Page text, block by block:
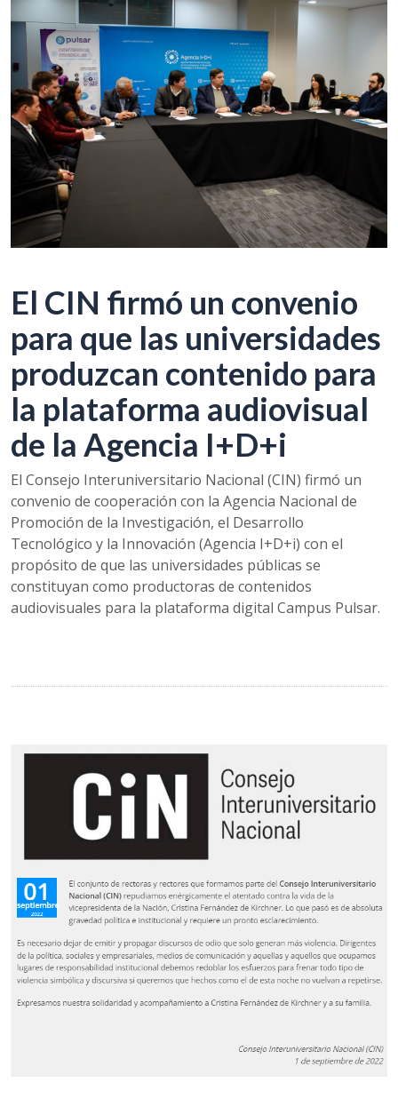
El CIN firmó un convenio
para que las universidades
produzcan contenido para
la plataforma audiovisual
de la Agencia I+D+i
El Consejo Interuniversitario Nacional (CIN) firmó un
convenio de cooperación con la Agencia Nacional de
Promoción de la Investigación, el Desarrollo
Tecnológico y la Innovación (Agencia I+D+i) con el
propósito de que las universidades públicas se
constituyan como productoras de contenidos
audiovisuales para la plataforma digital Campus Pulsar.